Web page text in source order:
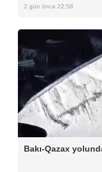
2 gün öncə 22:58
Bakı-Qazax